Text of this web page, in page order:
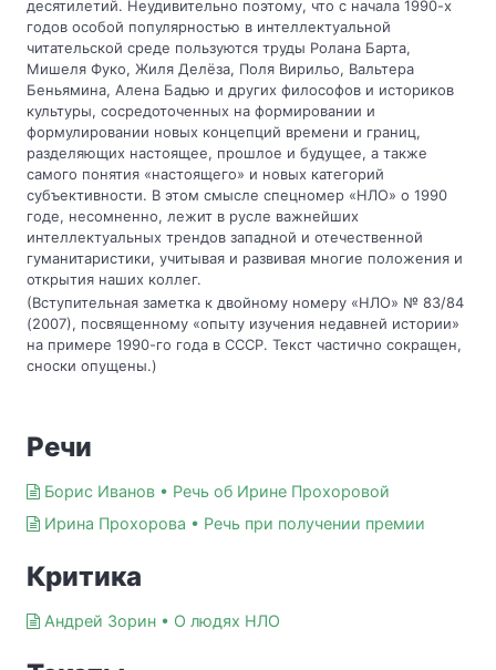
десятилетий. Неудивительно поэтому, что с начала 1990-х
годов особой популярностью в интеллектуальной
читательской среде пользуются труды Ролана Барта,
Мишеля Фуко, Жиля Делёза, Поля Вирильо, Вальтера
Беньямина, Алена Бадью и других философов и историков
культуры, сосредоточенных на формировании и
формулировании новых концепций времени и границ,
разделяющих настоящее, прошлое и будущее, а также
самого понятия «настоящего» и новых категорий
субъективности. В этом смысле спецномер «НЛО» о 1990
годе, несомненно, лежит в русле важнейших
интеллектуальных трендов западной и отечественной
гуманитаристики, учитывая и развивая многие положения и
открытия наших коллег.
(Вступительная заметка к двойному номеру «НЛО» № 83/84
(2007), посвященному «опыту изучения недавней истории»
на примере 1990-го года в СССР. Текст частично сокращен,
сноски опущены.)
Речи
Борис Иванов • Речь об Ирине Прохоровой
Ирина Прохорова • Речь при получении премии
Критика
Андрей Зорин • О людях НЛО